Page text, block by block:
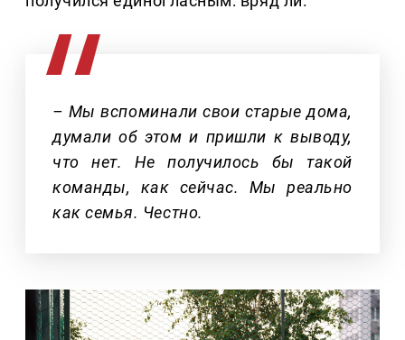
– Мы вспоминали свои старые дома,
думали об этом и пришли к выводу,
что нет. Не получилось бы такой
команды, как сейчас. Мы реально
как семья. Честно.